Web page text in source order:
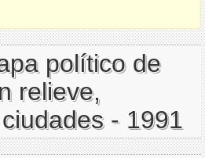
político de
relieve,
- 1991